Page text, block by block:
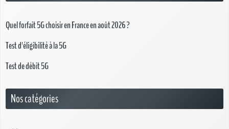
Quel forfait 5G choisir en France en août 2026 ?
Test d'éligibilité à la 5G
Test de débit 5G
Nos catégories